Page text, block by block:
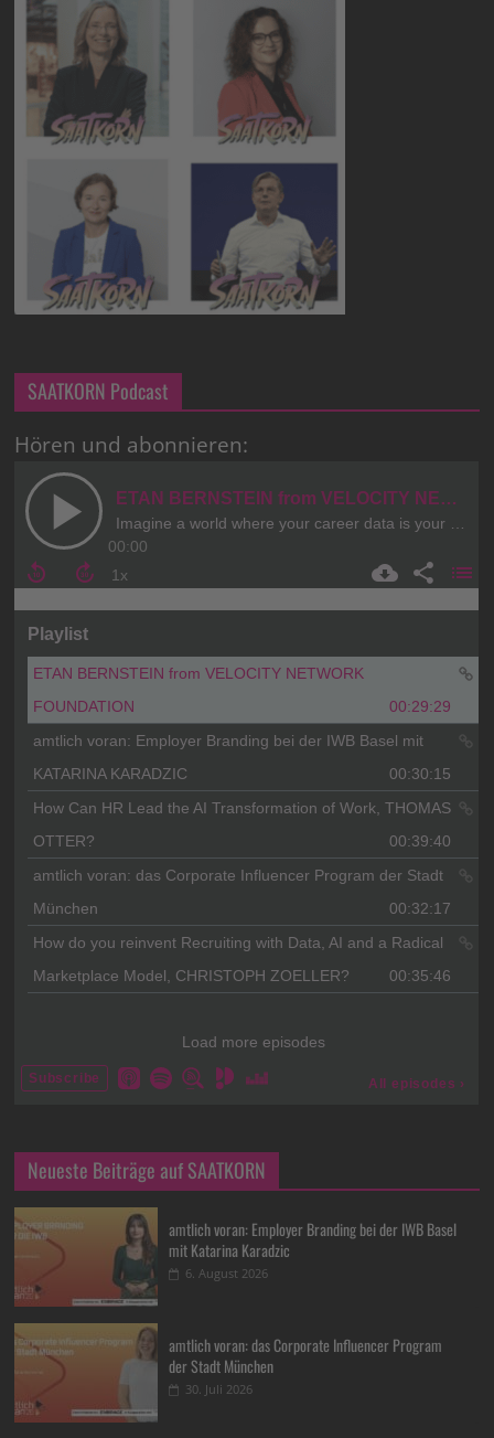
SAATKORN Podcast
Hören und abonnieren:
Neueste Beiträge auf SAATKORN
amtlich voran: Employer Branding bei der IWB Basel
mit Katarina Karadzic
6. August 2026
amtlich voran: das Corporate Influencer Program
der Stadt München
30. Juli 2026